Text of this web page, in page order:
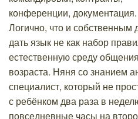
конференции, документация.
Логично, что и собственным
дать язык не как набор
естественную среду
возраста. Няня со знанием
специалист, который не
с ребёнком два раза в
повседневные часы на